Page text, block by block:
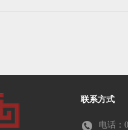
联系方式
电话：